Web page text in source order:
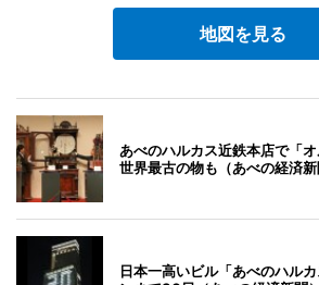
地図を見る
あべのハルカス近鉄本店で「
世界最古の物も（あべの経済新
日本一高いビル「あべのハル